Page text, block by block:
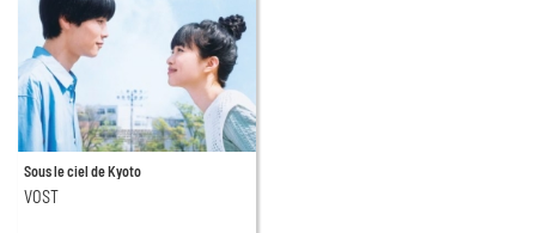
Sous le ciel de Kyoto
VOST